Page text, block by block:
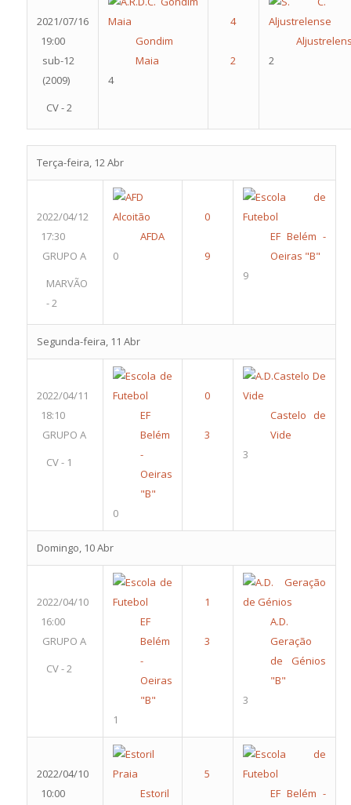
2021/07/16
19:00
sub-12
(2009)
CV - 2
Gondim
Maia
4
2
Terça-feira, 12 Abr
2022/04/12
17:30
GRUPO A
MARVÃO
- 2
AFDA
0
EF Belém -
Oeiras "B"
9
Segunda-feira, 11 Abr
2022/04/11
18:10
GRUPO A
CV - 1
EF
Belém
-
Oeiras
"B"
0
Castelo de
Vide
3
Domingo, 10 Abr
2022/04/10
16:00
GRUPO A
CV - 2
EF
Belém
-
Oeiras
"B"
1
A.D.
Geração
de Génios
"B"
3
2022/04/10
10:00
Estoril
EF Belém -